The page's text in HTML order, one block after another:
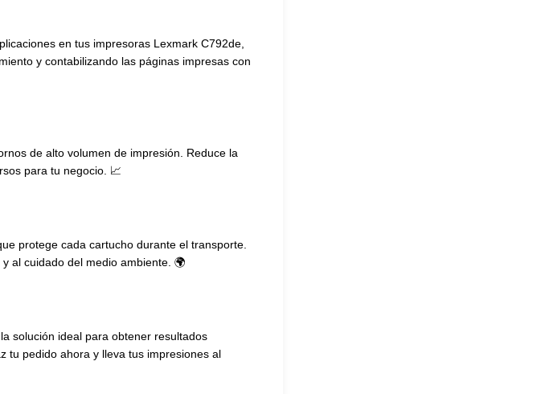
en tus impresoras Lexmark C792de,
y contabilizando las páginas impresas con
de alto volumen de impresión. Reduce la
para tu negocio. 📈
protege cada cartucho durante el transporte.
al cuidado del medio ambiente. 🌍
solución ideal para obtener resultados
tu pedido ahora y lleva tus impresiones al